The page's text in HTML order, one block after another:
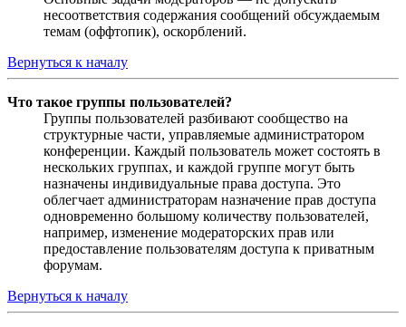
несоответствия содержания сообщений обсуждаемым
темам (оффтопик), оскорблений.
Вернуться к началу
Что такое группы пользователей?
Группы пользователей разбивают сообщество на
структурные части, управляемые администратором
конференции. Каждый пользователь может состоять в
нескольких группах, и каждой группе могут быть
назначены индивидуальные права доступа. Это
облегчает администраторам назначение прав доступа
одновременно большому количеству пользователей,
например, изменение модераторских прав или
предоставление пользователям доступа к приватным
форумам.
Вернуться к началу